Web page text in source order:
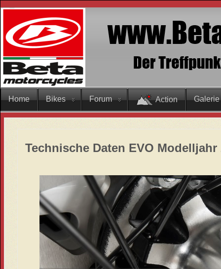
Home Bikes Forum Action Galerie
Technische Daten EVO Modelljahr